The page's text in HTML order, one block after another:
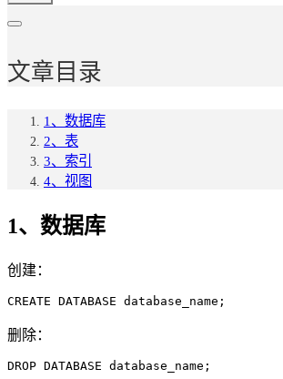
文章目录
1、数据库
2、表
3、索引
4、视图
1、数据库
创建：
CREATE DATABASE database_name;
删除：
DROP DATABASE database_name;